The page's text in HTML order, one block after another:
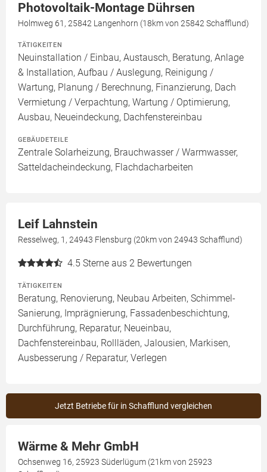
Photovoltaik-Montage Dührsen
Holmweg 61, 25842 Langenhorn (18km von 25842 Schafflund)
TÄTIGKEITEN
Neuinstallation / Einbau, Austausch, Beratung, Anlage
& Installation, Aufbau / Auslegung, Reinigung /
Wartung, Planung / Berechnung, Finanzierung, Dach
Vermietung / Verpachtung, Wartung / Optimierung,
Ausbau, Neueindeckung, Dachfenstereinbau
GEBÄUDETEILE
Zentrale Solarheizung, Brauchwasser / Warmwasser,
Satteldacheindeckung, Flachdacharbeiten
Leif Lahnstein
Resselweg, 1, 24943 Flensburg (20km von 24943 Schafflund)
4.5 Sterne aus 2 Bewertungen
TÄTIGKEITEN
Beratung, Renovierung, Neubau Arbeiten, Schimmel-
Sanierung, Imprägnierung, Fassadenbeschichtung,
Durchführung, Reparatur, Neueinbau,
Dachfenstereinbau, Rollläden, Jalousien, Markisen,
Ausbesserung / Reparatur, Verlegen
Jetzt Betriebe für in Schafflund vergleichen
Wärme & Mehr GmbH
Ochsenweg 16, 25923 Süderlügum (21km von 25923